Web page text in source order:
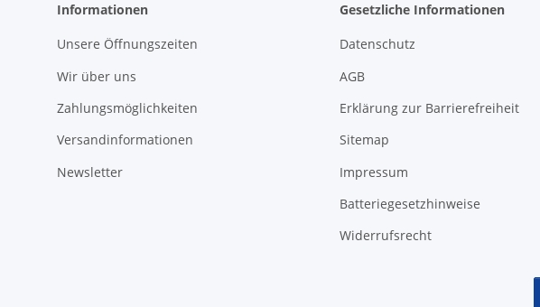
Informationen
Unsere Öffnungszeiten
Wir über uns
Zahlungsmöglichkeiten
Versandinformationen
Newsletter
Gesetzliche Informationen
Datenschutz
AGB
Erklärung zur Barrierefreiheit
Sitemap
Impressum
Batteriegesetzhinweise
Widerrufsrecht